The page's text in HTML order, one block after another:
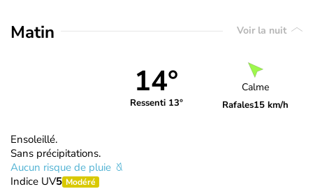
Matin Voir la nuit
14°
Ressenti 13°
Calme
Rafales15 km/h
Ensoleillé.
Sans précipitations.
Aucun risque de pluie
Indice UV5 Modéré